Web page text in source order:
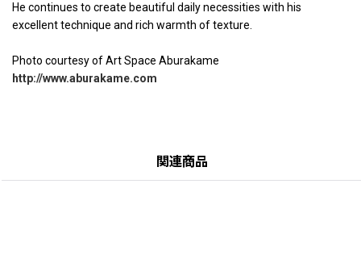
He continues to create beautiful daily necessities with his
excellent technique and rich warmth of texture.
Photo courtesy of Art Space Aburakame
http://www.aburakame.com
関連商品